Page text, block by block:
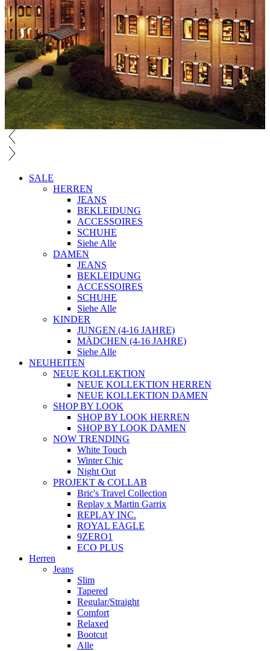
SALE
HERREN
JEANS
BEKLEIDUNG
ACCESSOIRES
SCHUHE
Siehe Alle
DAMEN
JEANS
BEKLEIDUNG
ACCESSOIRES
SCHUHE
Siehe Alle
KINDER
JUNGEN (4-16 JAHRE)
MÄDCHEN (4-16 JAHRE)
Siehe Alle
NEUHEITEN
NEUE KOLLEKTION
NEUE KOLLEKTION HERREN
NEUE KOLLEKTION DAMEN
SHOP BY LOOK
SHOP BY LOOK HERREN
SHOP BY LOOK DAMEN
NOW TRENDING
White Touch
Winter Chic
Night Out
PROJEKT & COLLAB
Bric's Travel Collection
Replay x Martin Garrix
REPLAY INC.
ROYAL EAGLE
9ZERO1
ECO PLUS
Herren
Jeans
Slim
Tapered
Regular/Straight
Comfort
Relaxed
Bootcut
Alle